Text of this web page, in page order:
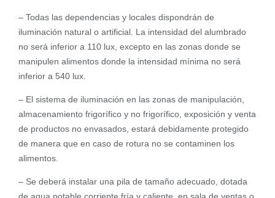
– Todas las dependencias y locales dispondrán de
iluminación natural o artificial. La intensidad del alumbrado
no será inferior a 110 lux, excepto en las zonas donde se
manipulen alimentos donde la intensidad mínima no será
inferior a 540 lux.
– El sistema de iluminación en las zonas de manipulación,
almacenamiento frigorífico y no frigorífico, exposición y venta
de productos no envasados, estará debidamente protegido
de manera que en caso de rotura no se contaminen los
alimentos.
– Se deberá instalar una pila de tamaño adecuado, dotada